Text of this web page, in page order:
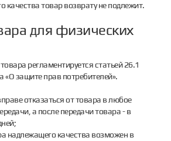
качества товар возврату не подлежит.
для физических
регламентируется статьей 26.1
«О защите прав потребителей».
отказаться от товара в любое
а после передачи товара - в
надлежащего качества возможен в